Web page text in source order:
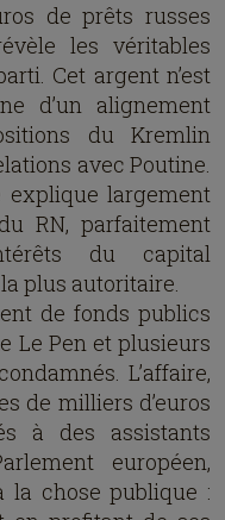
de prêts russes
les véritables
Cet argent n’est
d’un alignement
du Kremlin
avec Poutine.
explique largement
RN, parfaitement
du capital
plus autoritaire.
de fonds publics
Le Pen et plusieurs
L’affaire,
de milliers d’euros
à des assistants
européen,
chose publique :